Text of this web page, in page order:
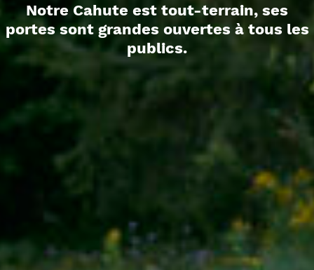
Notre Cahute est tout-terrain, ses
portes sont grandes ouvertes à tous les
publics.